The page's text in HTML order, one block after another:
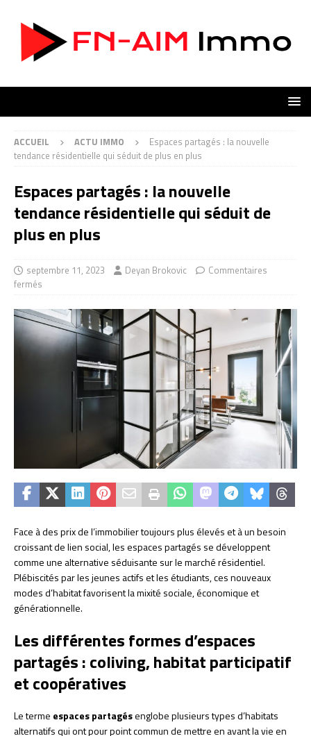
ACCUEIL ACTU IMMO
Espaces partagés : la nouvelle
tendance résidentielle qui séduit de plus en plus
Espaces partagés : la nouvelle
tendance résidentielle qui séduit de
plus en plus
septembre 11, 2023 Deyan Brokovic
Commentaires
fermés
Face à des prix de l’immobilier toujours plus élevés et à un besoin
croissant de lien social, les espaces partagés se développent
comme une alternative séduisante sur le marché résidentiel.
Plébiscités par les jeunes actifs et les étudiants, ces nouveaux
modes d’habitat favorisent la mixité sociale, économique et
générationnelle.
Les différentes formes d’espaces
partagés : coliving, habitat participatif
et coopératives
Le terme espaces partagésenglobe plusieurs types d’habitats
alternatifs qui ont pour point commun de mettre en avant la vie en